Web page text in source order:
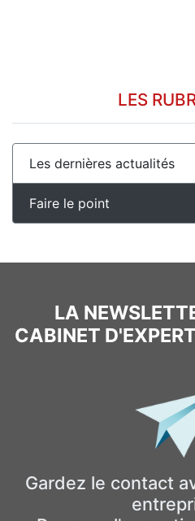
LES
Les dernières actualités
Faire le point
LA
CABINET
Gardez le contact